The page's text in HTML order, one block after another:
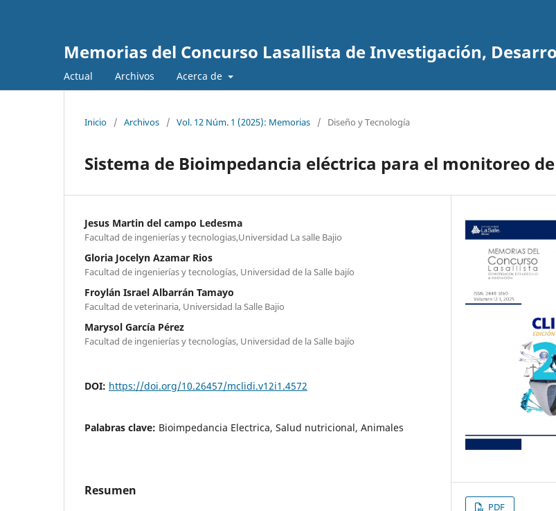
Memorias del Concurso Lasallista de Investigación,
Actual Archivos Acerca de
Inicio / Archivos / Vol. 12 Núm. 1 (2025): Memorias / Diseño y Tecnología
Sistema de Bioimpedancia eléctrica para el monitoreo
Jesus Martin del campo Ledesma
Facultad de ingenierías y tecnologias,Universidad La salle Bajio
Gloria Jocelyn Azamar Rios
Facultad de ingenierías y tecnologías, Universidad de la Salle bajío
Froylán Israel Albarrán Tamayo
Facultad de veterinaria, Universidad la Salle Bajio
Marysol García Pérez
Facultad de ingenierías y tecnologías, Universidad de la Salle bajío
DOI: https://doi.org/10.26457/mclidi.v12i1.4572
Palabras clave: Bioimpedancia Electrica, Salud nutricional, Animales
Resumen
PDF